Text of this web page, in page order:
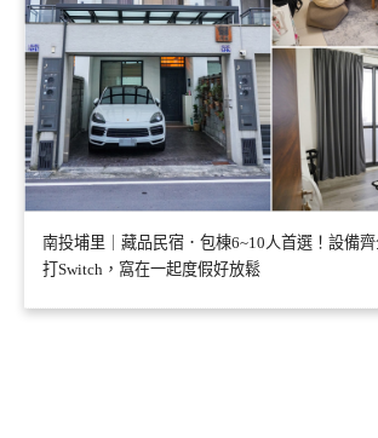
南投埔里｜藏品民宿．包棟6~10人首選！設備
打Switch，窩在一起度假好放鬆